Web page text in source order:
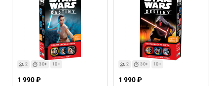
2 30+ 10+
1 990 ₽
2 30+ 10+
1 990 ₽